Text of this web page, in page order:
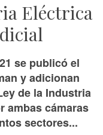
Eléctrica
se publicó el
y adicionan
de la Industria
ambas cámaras
sectores...